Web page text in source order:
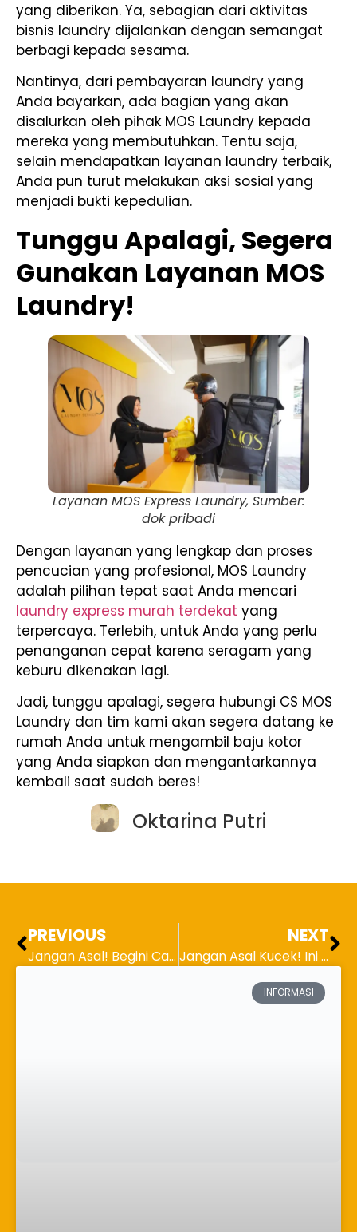
yang diberikan. Ya, sebagian dari aktivitas
bisnis laundry dijalankan dengan semangat
berbagi kepada sesama.
Nantinya, dari pembayaran laundry yang
Anda bayarkan, ada bagian yang akan
disalurkan oleh pihak MOS Laundry kepada
mereka yang membutuhkan. Tentu saja,
selain mendapatkan layanan laundry terbaik,
Anda pun turut melakukan aksi sosial yang
menjadi bukti kepedulian.
Tunggu Apalagi, Segera
Gunakan Layanan MOS
Laundry!
Layanan MOS Express Laundry, Sumber:
dok pribadi
Dengan layanan yang lengkap dan proses
pencucian yang profesional, MOS Laundry
adalah pilihan tepat saat Anda mencari
laundry express murah terdekat yang
terpercaya. Terlebih, untuk Anda yang perlu
penanganan cepat karena seragam yang
keburu dikenakan lagi.
Jadi, tunggu apalagi, segera hubungi CS MOS
Laundry dan tim kami akan segera datang ke
rumah Anda untuk mengambil baju kotor
yang Anda siapkan dan mengantarkannya
kembali saat sudah beres!
Oktarina Putri
PREVIOUS
Jangan Asal! Begini Cara Mencuci Jaket Outdoor Agar Fitur Water-Repellent Tidak Rusak
NEXT
Jangan Asal Kucek! Ini Cara Mencuci Kebaya Manik agar Payet Tidak Brodol
INFORMASI